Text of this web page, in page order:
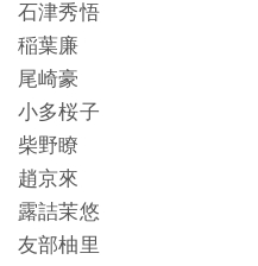
石津秀悟
稲葉廉
尾崎豪
小多桜子
柴野瞭
趙京來
露詰茉悠
友部柚里